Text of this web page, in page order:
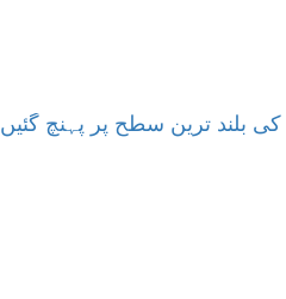
بلند ترین سطح پر پہنچ گئیں